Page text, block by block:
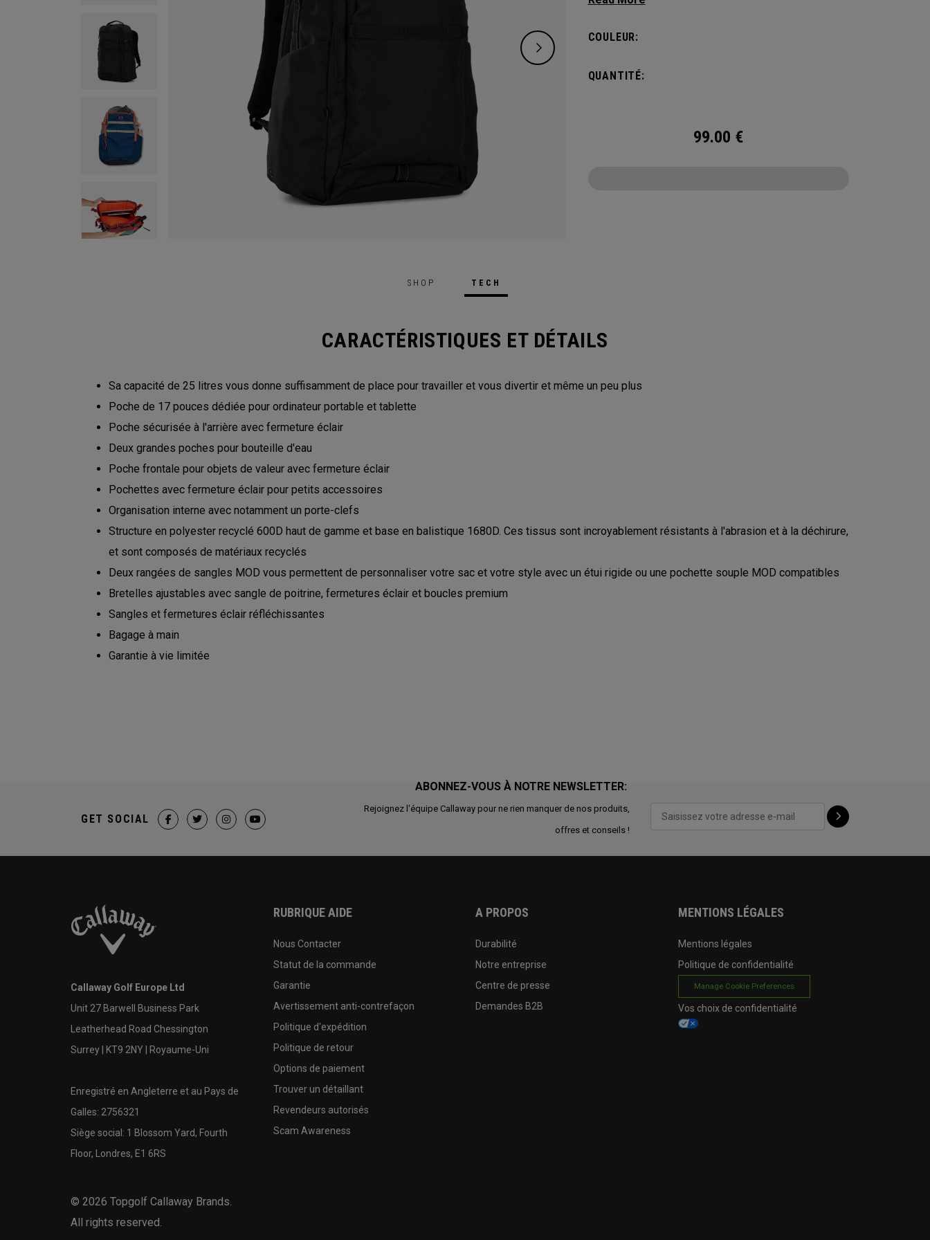
pour bouteille d’eau et d’une poche avant pour ranger
vous échapper le temps d’un week-end.
COULEUR:
QUANTITÉ:
99.00 €
SHOP TECH
CARACTÉRISTIQUES ET DÉTAILS
Sa capacité de 25 litres vous donne suffisamment de place pour travailler et vous divertir et même un peu plus
Poche de 17 pouces dédiée pour ordinateur portable et tablette
Poche sécurisée à l'arrière avec fermeture éclair
Deux grandes poches pour bouteille d'eau
Poche frontale pour objets de valeur avec fermeture éclair
Pochettes avec fermeture éclair pour petits accessoires
Organisation interne avec notamment un porte-clefs
Structure en polyester recyclé 600D haut de gamme et base en balistique 1680D. Ces tissus sont incroyablement résistants à l'abrasion et à la déchirure,
et sont composés de matériaux recyclés
Deux rangées de sangles MOD vous permettent de personnaliser votre sac et votre style avec un étui rigide ou une pochette souple MOD compatibles
Bretelles ajustables avec sangle de poitrine, fermetures éclair et boucles premium
Sangles et fermetures éclair réfléchissantes
Bagage à main
Garantie à vie limitée
ABONNEZ-VOUS À NOTRE NEWSLETTER:
Rejoignez l'équipe Callaway pour ne rien manquer de nos produits,
offres et conseils !
GET SOCIAL
Callaway Golf Europe Ltd
Unit 27 Barwell Business Park
Leatherhead Road Chessington
Surrey | KT9 2NY | Royaume-Uni
Enregistré en Angleterre et au Pays de
Galles: 2756321
Siège social: 1 Blossom Yard, Fourth
Floor, Londres, E1 6RS
© 2026 Topgolf Callaway Brands.
All rights reserved.
RUBRIQUE AIDE
Nous Contacter
Statut de la commande
Garantie
Avertissement anti-contrefaçon
Politique d'expédition
Politique de retour
Options de paiement
Trouver un détaillant
Revendeurs autorisés
Scam Awareness
A PROPOS
Durabilité
Notre entreprise
Centre de presse
Demandes B2B
MENTIONS LÉGALES
Mentions légales
Politique de confidentialité
Manage Cookie Preferences
Vos choix de confidentialité